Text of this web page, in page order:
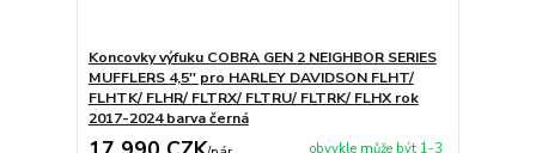
Koncovky výfuku COBRA GEN 2 NEIGHBOR SERIES
MUFFLERS 4,5'' pro HARLEY DAVIDSON FLHT/
FLHTK/ FLHR/ FLTRX/ FLTRU/ FLTRK/ FLHX rok
2017-2024 barva černá
obvykle může být 1-3